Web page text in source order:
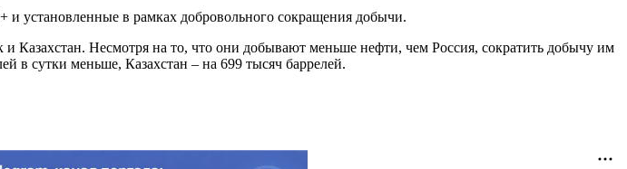
установленные в рамках добровольного сокращения добычи.
Казахстан. Несмотря на то, что они добывают меньше нефти, чем Россия, сократить добычу им
в сутки меньше, Казахстан – на 699 тысяч баррелей.